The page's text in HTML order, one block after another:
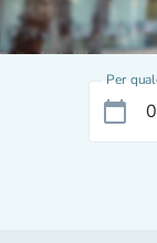
Per
calendar_today